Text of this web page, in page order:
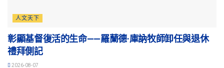
人文天下
彰顯基督復活的生命——羅蘭德·庫訥牧師卸任與退休
禮拜側記
2026-08-07